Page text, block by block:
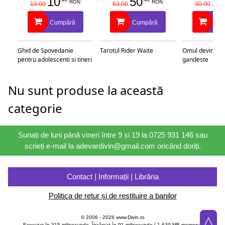
13.00 RON
Cumpără
Ghid de Spovedanie
pentru adolescenti si tineri
63.00 RON
Cumpără
Tarotul Rider Waite
30.00
Omul devine
gandeste
Nu sunt produse la această
categorie
Sunați de luni până vineri între 9 și 19 la 0725 931 146 sau
scrieți e-mail la adevardivin@gmail.com oricând doriți.
Contact | Informații | Librăria
Politica de retur și de restituire a banilor
© 2006 - 2026 www.Divin.ro
△